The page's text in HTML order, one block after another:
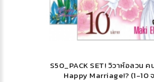
S50_PACK SET! วิวาห์อลวน ค
Happy Marriage!? (1-10